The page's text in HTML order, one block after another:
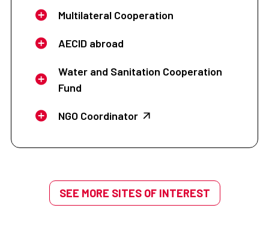
Multilateral Cooperation
AECID abroad
Water and Sanitation Cooperation
Fund
NGO Coordinator
SEE MORE SITES OF INTEREST